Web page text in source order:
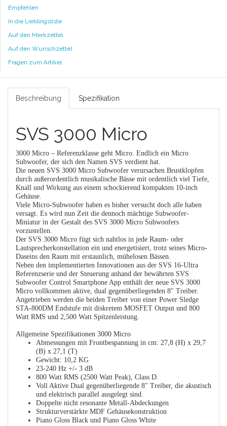
Empfehlen
In die Lieblingsliste
Auf den Merkzettel
Auf den Wunschzettel
Fragen zum Artikel
Beschreibung Spezifikation
SVS 3000 Micro
3000 Micro – Referenzklasse geht Micro. Endlich ein Micro
Subwoofer, der sich den Namen SVS verdient hat.
Die neuen SVS 3000 Micro Subwoofer verursachen Brustklopfen
durch außerordentlich musikalische Bässe mit ordentlich viel Tiefe,
Knall und Wirkung aus einem schockierend kompakten 10-inch
Gehäuse.
Viele Micro-Subwoofer haben es bisher versucht doch alle haben
versagt. Es wird nun Zeit die dennoch mächtige Subwoofer-
Miniatur in der Gestalt des SVS 3000 Micro Subwoofers
vorzustellen.
Der SVS 3000 Micro fügt sich nahtlos in jede Raum- oder
Lautsprecherkonstellation ein und energetisiert, trotz seines Micro-
Daseins den Raum mit erstaunlich, mühelosen Bässen.
Neben den implementierten Innovationen aus der SVS 16-Ultra
Referenzserie und der Steuerung anhand der bewährten SVS
Subwoofer Control Smartphone App enthält der neue SVS 3000
Micro vollkommen aktive, dual gegenüberliegenden 8″ Treiber.
Angetrieben werden die beiden Treiber von einer Power Sledge
STA-800DM Endstufe mit diskretem MOSFET Output und 800
Watt RMS und 2,500 Watt Spitzenleistung.
Allgemeine Spezifikationen 3000 Micro
Abmessungen mit Frontbespannung in cm: 27,8 (H) x 29,7
(B) x 27,1 (T)
Gewicht: 10,2 KG
23-240 Hz +/- 3 dB
800 Watt RMS (2500 Watt Peak), Class D.
Voll Aktive Dual gegenüberliegende 8" Treiber, die akustisch
und elektrisch parallel ausgelegt sind.
Doppelte nicht resonante Metall-Abdeckungen
Strukturverstärkte MDF Gehäusekonstruktion
Piano Gloss Black und Piano Gloss White